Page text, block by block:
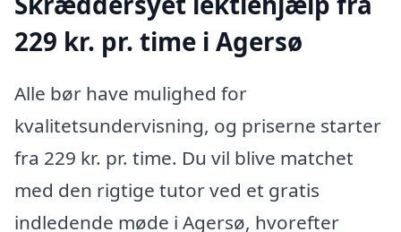
229 kr. pr. time i Agersø
Alle bør have mulighed for
kvalitetsundervisning, og priserne starter
fra 229 kr. pr. time. Du vil blive matchet
med den rigtige tutor ved et gratis
indledende møde i Agersø, hvorefter